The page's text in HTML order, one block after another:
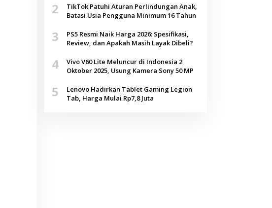
2
TikTok Patuhi Aturan Perlindungan Anak,
Batasi Usia Pengguna Minimum 16 Tahun
3
PS5 Resmi Naik Harga 2026: Spesifikasi,
Review, dan Apakah Masih Layak Dibeli?
4
Vivo V60 Lite Meluncur di Indonesia 2
Oktober 2025, Usung Kamera Sony 50 MP
5
Lenovo Hadirkan Tablet Gaming Legion
Tab, Harga Mulai Rp7,8 Juta